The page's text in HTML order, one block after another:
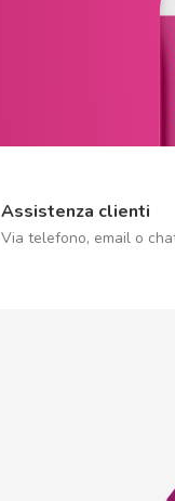
Assistenza clienti
Via telefono, email o